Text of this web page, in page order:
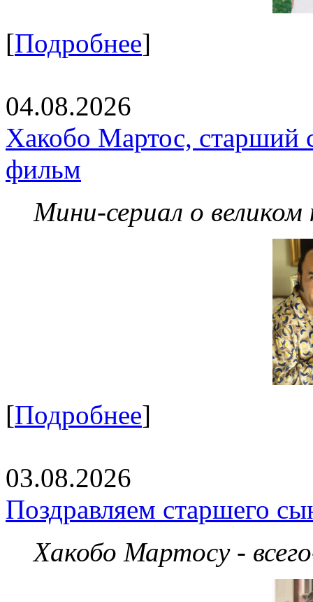
[Подробнее]
04.08.2026
Хакобо Мартос, старший
фильм
Мини-сериал о великом
[Подробнее]
03.08.2026
Поздравляем старшего
Хакобо Мартосу -